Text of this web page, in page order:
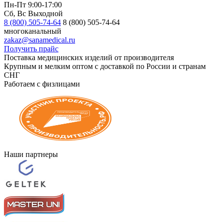
Пн-Пт 9:00-17:00
Сб, Вс Выходной
8 (800) 505-74-64 8 (800) 505-74-64
многоканальный
zakaz@sanamedical.ru
Получить прайс
Поставка медицинских изделий от производителя
Крупным и мелким оптом с доставкой по России и странам
СНГ
Работаем с физлицами
Наши партнеры